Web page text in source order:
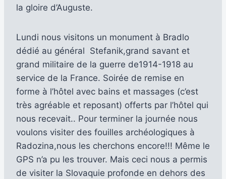
la gloire d’Auguste.
Lundi nous visitons un monument à Bradlo
dédié au général Stefanik,grand savant et
grand militaire de la guerre de1914-1918 au
service de la France. Soirée de remise en
forme à l’hôtel avec bains et massages (c’est
très agréable et reposant) offerts par l’hôtel qui
nous recevait.. Pour terminer la journée nous
voulons visiter des fouilles archéologiques à
Radozina,nous les cherchons encore!!! Même le
GPS n’a pu les trouver. Mais ceci nous a permis
de visiter la Slovaquie profonde en dehors des